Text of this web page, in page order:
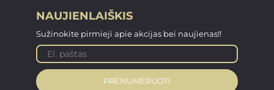
NAUJIENLAIŠKIS
Sužinokite pirmieji apie akcijas bei naujienas!!
PRENUMERUOTI